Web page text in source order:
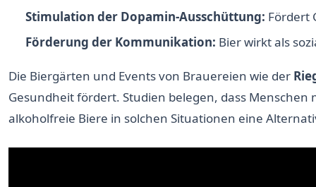
Stimulation der Dopamin-Ausschüttung: Fördert
Förderung der Kommunikation: Bier wirkt als
Die Biergärten und Events von Brauereien wie der
Gesundheit fördert. Studien belegen, dass
alkoholfreie Biere in solchen Situationen eine